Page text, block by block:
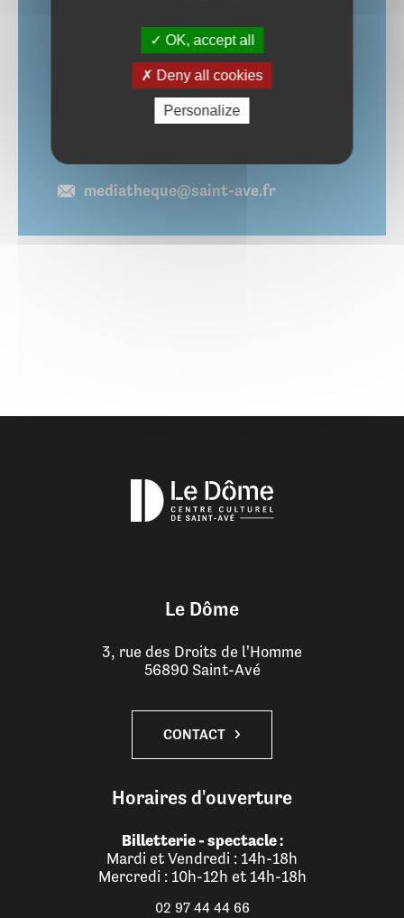
Le Dôme - Médiathèque
3, rue des Droits de l'Homme 56890
mediatheque@saint-ave.fr
Le Dôme
3, rue des Droits de l'Homme
56890 Saint-Avé
CONTACT
Horaires d'ouverture
Billetterie - spectacle :
Mardi et Vendredi : 14h-18h
Mercredi : 10h-12h et 14h-18h
02 97 44 44 66
OK, accept all
Deny all cookies
Personalize